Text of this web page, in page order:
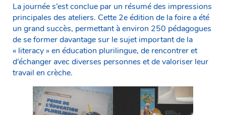
La journée s’est conclue par un résumé des impressions
principales des ateliers. Cette 2e édition de la foire a été
un grand succès, permettant à environ 250 pédagogues
de se former davantage sur le sujet important de la
« literacy » en éducation plurilingue, de rencontrer et
d’échanger avec diverses personnes et de valoriser leur
travail en crèche.